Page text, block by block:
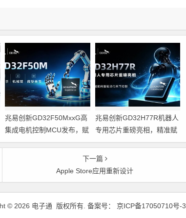
兆易创新GD32F50MxxG高
集成电机控制MCU发布，赋
能人形机器人关节驱动革新
兆易创新GD32H77R机器人
专用芯片重磅亮相，精准赋
能伺服驱动与关节控制
下一篇
Apple Store应用重新设计
© 2026 电子通 版权所有. 备案号： 京ICP备17050710号-3